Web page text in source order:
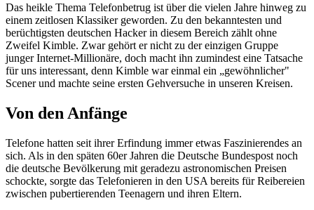
Das heikle Thema Telefonbetrug ist über die vielen Jahre hinweg zu
einem zeitlosen Klassiker geworden. Zu den bekanntesten und
berüchtigsten deutschen Hacker in diesem Bereich zählt ohne
Zweifel Kimble. Zwar gehört er nicht zu der einzigen Gruppe
junger Internet-Millionäre, doch macht ihn zumindest eine Tatsache
für uns interessant, denn Kimble war einmal ein „gewöhnlicher"
Scener und machte seine ersten Gehversuche in unseren Kreisen.
Von den Anfänge
Telefone hatten seit ihrer Erfindung immer etwas Faszinierendes an
sich. Als in den späten 60er Jahren die Deutsche Bundespost noch
die deutsche Bevölkerung mit geradezu astronomischen Preisen
schockte, sorgte das Telefonieren in den USA bereits für Reibereien
zwischen pubertierenden Teenagern und ihren Eltern.